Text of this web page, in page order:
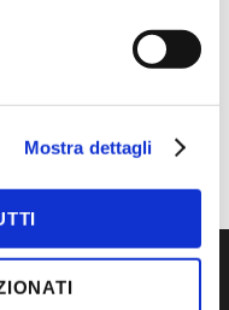
Mostra dettagli